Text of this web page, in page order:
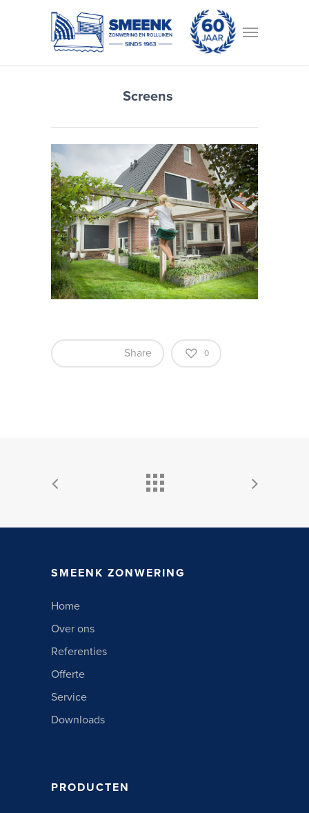
Screens
Share 0
SMEENK ZONWERING
Home
Over ons
Referenties
Offerte
Service
Downloads
PRODUCTEN